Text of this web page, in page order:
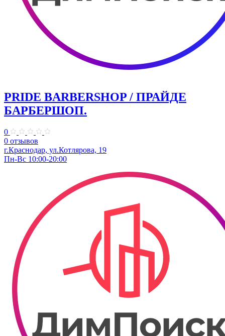
PRIDE BARBERSHOP / ПРАЙДЕ
БАРБЕРШОП.
0
0 отзывов
г.Краснодар, ул.Котлярова, 19
Пн-Вс 10:00-20:00